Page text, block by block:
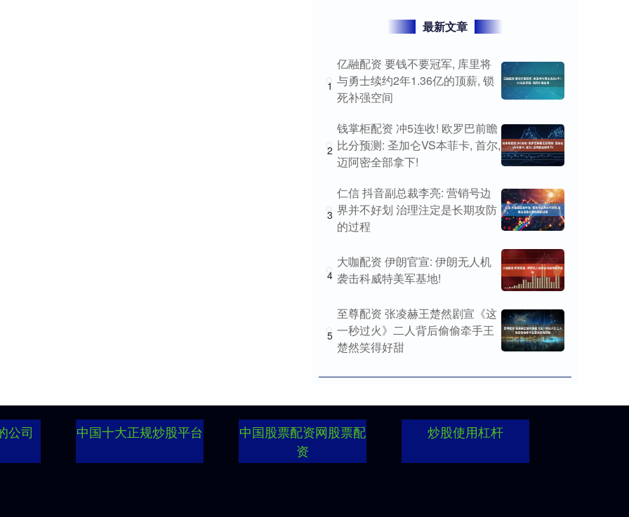
最新文章
1
亿融配资 要钱不要冠军, 库里将
与勇士续约2年1.36亿的顶薪, 锁
死补强空间
2
钱掌柜配资 冲5连收! 欧罗巴前瞻
比分预测: 圣加仑VS本菲卡, 首尔,
迈阿密全部拿下!
3
仁信 抖音副总裁李亮: 营销号边
界并不好划 治理注定是长期攻防
的过程
4
大咖配资 伊朗官宣: 伊朗无人机
袭击科威特美军基地!
5
至尊配资 张凌赫王楚然剧宣《这
一秒过火》二人背后偷偷牵手王
楚然笑得好甜
公司 中国十大正规炒股平台
中国股票配资网股票配
资
炒股使用杠杆